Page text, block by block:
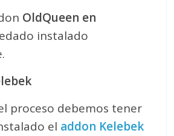
OldQueen en
instalado
proceso debemos tener
el addon Kelebek